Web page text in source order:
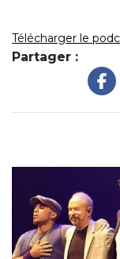
Télécharger le
Partager :